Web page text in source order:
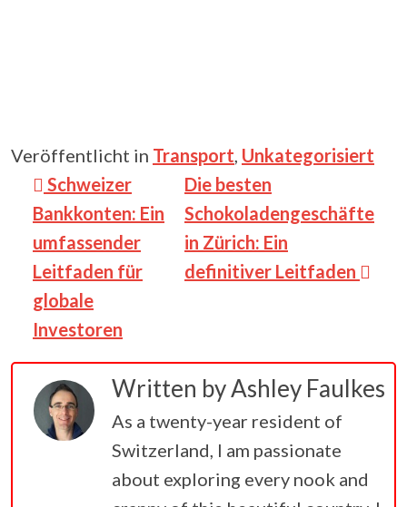
Veröffentlicht in Transport, Unkategorisiert
Beitragsnavigation
Schweizer
Bankkonten: Ein
umfassender
Leitfaden für
globale
Investoren
Die besten
Schokoladengeschäfte
in Zürich: Ein
definitiver Leitfaden
Written byAshley Faulkes
As a twenty-year resident of
Switzerland, I am passionate
about exploring every nook and